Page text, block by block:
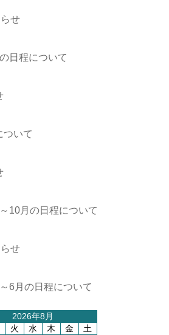
せ
日程について
ついて
10月の日程について
せ
6月の日程について
2026年8月
火 水 木 金
土